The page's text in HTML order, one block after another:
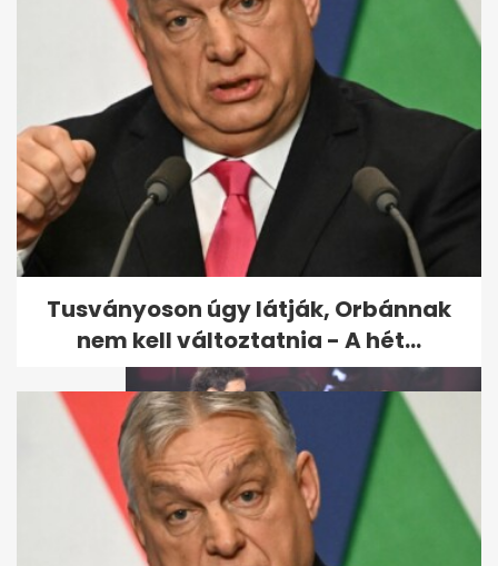
Szalai Ádám életéért
küzdöttek a holland-magyar
mérkőzésen...
Tusványoson úgy látják, Orbánnak
nem kell változtatnia - A hét...